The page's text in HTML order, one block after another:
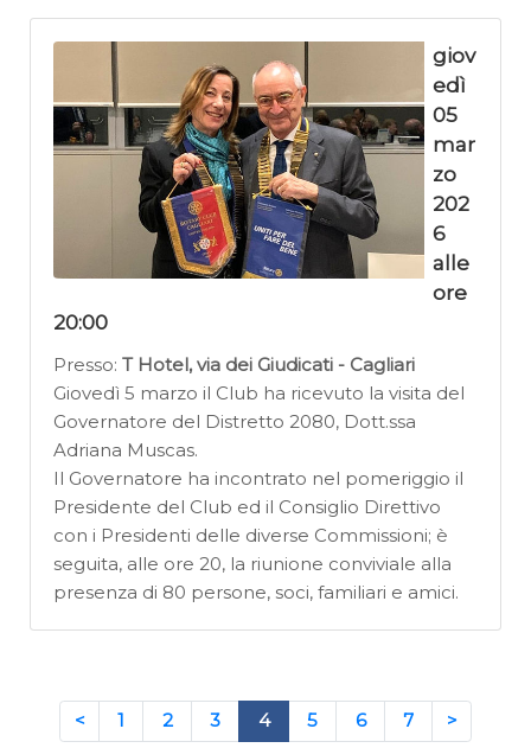
giov
edì
05
mar
zo
202
6
alle
ore
20:00
Presso: T Hotel, via dei Giudicati - Cagliari
Giovedì 5 marzo il Club ha ricevuto la visita del
Governatore del Distretto 2080, Dott.ssa
Adriana Muscas.
Il Governatore ha incontrato nel pomeriggio il
Presidente del Club ed il Consiglio Direttivo
con i Presidenti delle diverse Commissioni; è
seguita, alle ore 20, la riunione conviviale alla
presenza di 80 persone, soci, familiari e amici.
< 1 2 3 4 5 6 7 >